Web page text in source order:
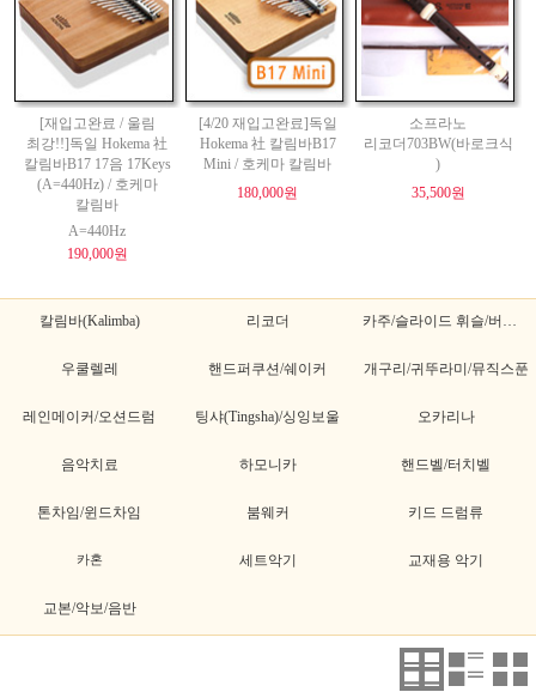
[재입고완료 / 울림
최강!!]독일 Hokema 社
칼림바B17 17음 17Keys
(A=440Hz) / 호케마
칼림바
A=440Hz
190,000원
[4/20 재입고완료]독일
Hokema 社 칼림바B17
Mini / 호케마 칼림바
180,000원
소프라노
리코더703BW(바로크식
)
35,500원
칼림바(Kalimba) 리코더
우쿨렐레 핸드퍼쿠션/쉐이커 개구리/귀뚜라미/뮤직스푼
레인메이커/오션드럼 팅샤(Tingsha)/싱잉보울 오카리나
음악치료 하모니카 핸드벨/터치벨
톤차임/윈드차임 붐웨커 키드 드럼류
카혼 세트악기 교재용 악기
교본/악보/음반